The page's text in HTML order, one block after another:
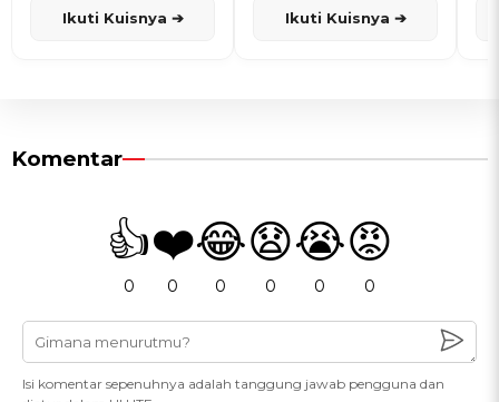
Ikuti Kuisnya ➔ Ikuti Kuisnya ➔
Komentar
👍
0
❤️
0
😂
0
😧
0
😭
0
😡
0
Isi komentar sepenuhnya adalah tanggung jawab pengguna dan